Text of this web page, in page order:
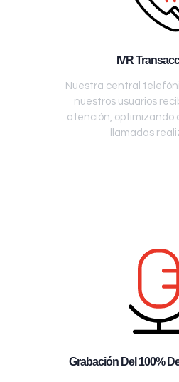
IVR
Nuestra central
nuestros usuarios
atención, optimizando
llamadas
Grabación Del 100%